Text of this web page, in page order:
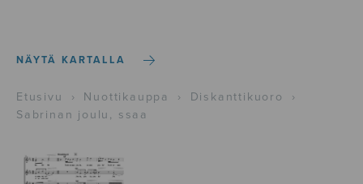
NÄYTÄ KARTALLA
Etusivu › Nuottikauppa › Diskanttikuoro
›
Sabrinan joulu, ssaa